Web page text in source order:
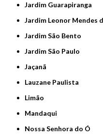
Jardim Guarapiranga
Jardim Leonor Mendes
Jardim São Bento
Jardim São Paulo
Jaçanã
Lauzane Paulista
Limão
Mandaqui
Nossa Senhora do Ó